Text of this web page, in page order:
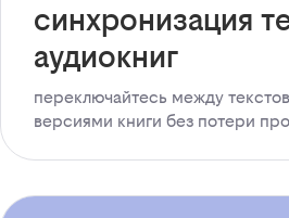
синхронизация
аудиокниг
переключайтесь между
версиями книги без потери